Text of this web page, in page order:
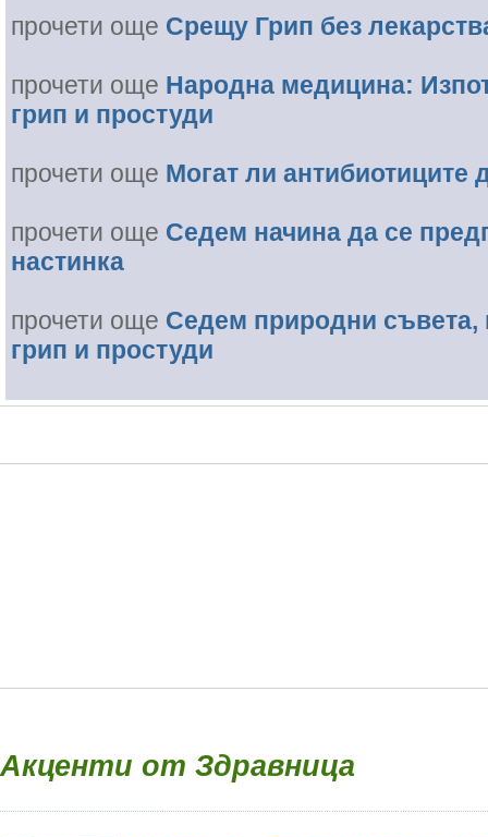
прочети още Срещу Грип без
прочети още Народна медицина:
грип и простуди
прочети още Могат ли антибиотиците
прочети още Седем начина да се
настинка
прочети още Седем природни съвета,
грип и простуди
Акценти от Здравница